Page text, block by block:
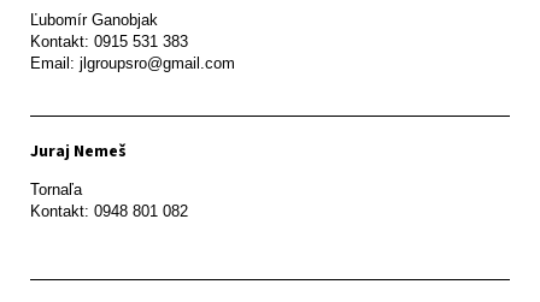
Ľubomír Ganobjak
Kontakt: 0915 531 383
Email: jlgroupsro@gmail.com
Juraj Nemeš
Tornaľa
Kontakt: 0948 801 082